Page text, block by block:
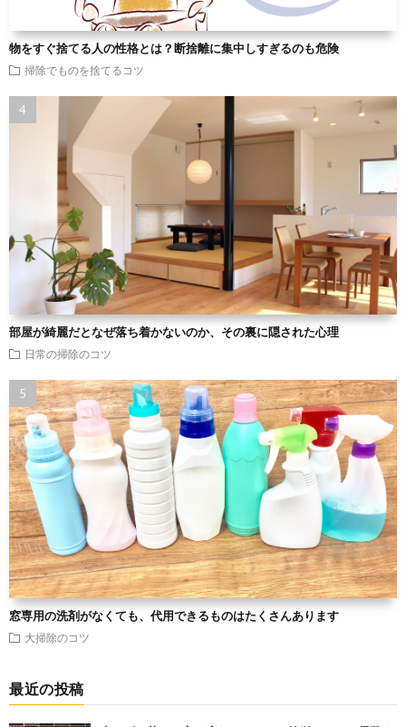
物をすぐ捨てる人の性格とは？断捨離に集中しすぎるのも危険
掃除でものを捨てるコツ
部屋が綺麗だとなぜ落ち着かないのか、その裏に隠された心理
日常の掃除のコツ
窓専用の洗剤がなくても、代用できるものはたくさんあります
大掃除のコツ
最近の投稿